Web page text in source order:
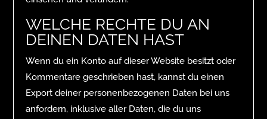
WELCHE RECHTE DU AN
DEINEN DATEN HAST
Wenn du ein Konto auf dieser Website besitzt oder
Kommentare geschrieben hast, kannst du einen
Export deiner personenbezogenen Daten bei uns
anfordern, inklusive aller Daten, die du uns